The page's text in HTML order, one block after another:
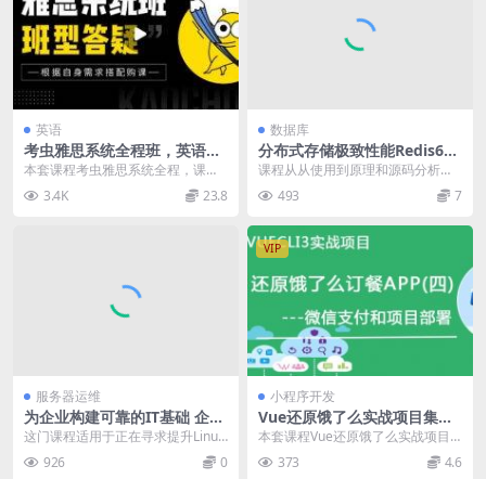
英语
考虫雅思系统全程班，英语听
说读写全面提升辅导网课 价值
本套课程考虫雅思系统全程，课程
官方售价2899元。课程目的是帮助
大家熟悉考试流程...
3.4K 23.8
数据库
分布式存储极致性能Redis6，
视频+代码资料 价值980元
课程从从使用到原理和源码分析深
入讲解Redis知识体系，让大家彻底
掌握Reids...
493 7
服务器运维
为企业构建可靠的IT基础 企业
级必备Linux运维实战技术 Li
这门课程适用于正在寻求提升Linux
运维技能的初学者和有经验的IT专
业人士，以及...
926 0
VIP
小程序开发
Vue还原饿了么实战项目集合
包，VueCli3培训视频教程下
本套课程Vue还原饿了么实战项目
集合包(1,2,3,4)，课程官方售价249
元，...
373 4.6